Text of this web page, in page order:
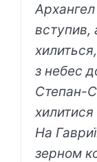
Архангел
вступив,
з небес
Степан-
хилитися
На
зерном